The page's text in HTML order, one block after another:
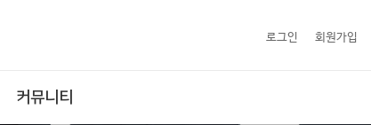
로그인 회원가입
커뮤니티